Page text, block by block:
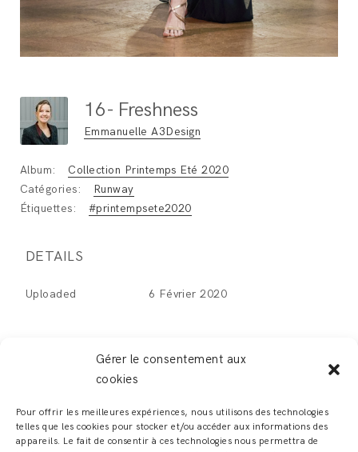
Gérer le consentement aux
cookies
Pour offrir les meilleures expériences, nous utilisons des technologies
telles que les cookies pour stocker et/ou accéder aux informations des
appareils. Le fait de consentir à ces technologies nous permettra de
16- Freshness
Emmanuelle A3Design
Album:
Collection Printemps Eté 2020
Catégories:
Runway
Étiquettes:
#printempsete2020
DETAILS
Uploaded 6 Février 2020
LEAVE A REPLY
Vous devezvous connecterpour publier un